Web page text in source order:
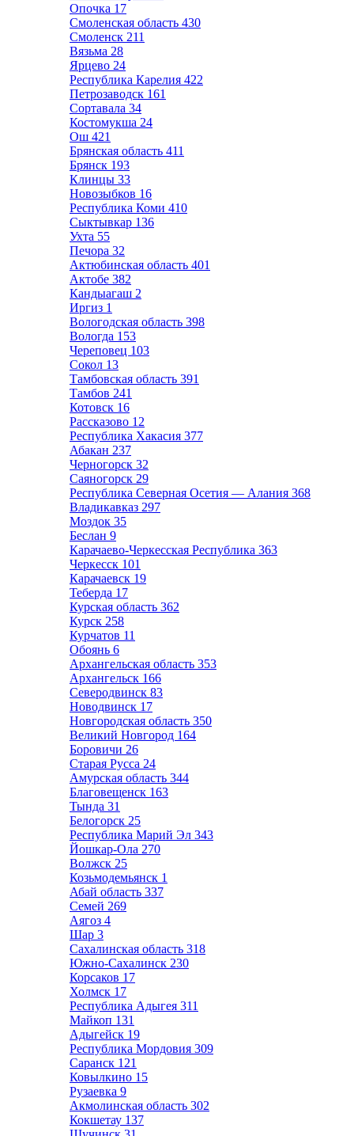
Опочка 17
Смоленская область 430
Смоленск 211
Вязьма 28
Ярцево 24
Республика Карелия 422
Петрозаводск 161
Сортавала 34
Костомукша 24
Ош 421
Брянская область 411
Брянск 193
Клинцы 33
Новозыбков 16
Республика Коми 410
Сыктывкар 136
Ухта 55
Печора 32
Актюбинская область 401
Актобе 382
Кандыагаш 2
Иргиз 1
Вологодская область 398
Вологда 153
Череповец 103
Сокол 13
Тамбовская область 391
Тамбов 241
Котовск 16
Рассказово 12
Республика Хакасия 377
Абакан 237
Черногорск 32
Саяногорск 29
Республика Северная Осетия — Алания 368
Владикавказ 297
Моздок 35
Беслан 9
Карачаево-Черкесская Республика 363
Черкесск 101
Карачаевск 19
Теберда 17
Курская область 362
Курск 258
Курчатов 11
Обоянь 6
Архангельская область 353
Архангельск 166
Северодвинск 83
Новодвинск 17
Новгородская область 350
Великий Новгород 164
Боровичи 26
Старая Русса 24
Амурская область 344
Благовещенск 163
Тында 31
Белогорск 25
Республика Марий Эл 343
Йошкар-Ола 270
Волжск 25
Козьмодемьянск 1
Абай область 337
Семей 269
Аягоз 4
Шар 3
Сахалинская область 318
Южно-Сахалинск 230
Корсаков 17
Холмск 17
Республика Адыгея 311
Майкоп 131
Адыгейск 19
Республика Мордовия 309
Саранск 121
Ковылкино 15
Рузаевка 9
Акмолинская область 302
Кокшетау 137